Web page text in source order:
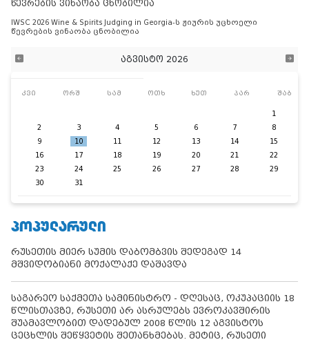
წევრების ვინაობა ცნობილია
IWSC 2026 Wine & Spirits Judging in Georgia-ს ჟიურის უცხოელი
წევრების ვინაობა ცნობილია
აგვისტო 2026
კვი ორშ სამ ოთხ ხუთ პარ შაბ
1
2
3 4 5 6 7
8
9
10 11 12 13 14
15
16
17 18 19 20 21
22
23
24 25 26 27 28
29
30
31
ᲞᲝᲞᲣᲚᲐᲠᲣᲚᲘ
რუსეთის მიერ სუმის დაბომბვის შედეგად 14
მშვიდობიანი მოქალაქე დაშავდა
საგარეო საქმეთა სამინისტრო - დღესაც, ოკუპაციის 18
წლისთავზე, რუსეთი არ ასრულებს ევროკავშირის
შუამავლობით დადებულ 2008 წლის 12 აგვისტოს
ცეცხლის შეწყვეტის შეთანხმებას. მეტიც, რუსეთი